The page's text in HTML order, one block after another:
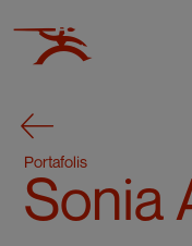
Portafolis
Sonia